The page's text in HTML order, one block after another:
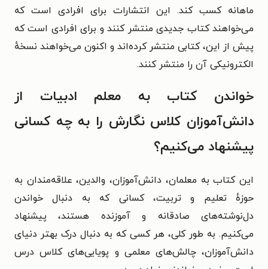
ماهانه کسب کند. این انتشارات برای افرادی است که
می‌خواهند کتاب جدیدی منتشر کنند و برای افرادی است که
پیش از این، کتابی منتشر کرده‌اند و اکنون می‌خواهند نسخهٔ
الکترونیکی آن را منتشر کنند.
خواندن کتاب به معلم ادبیات از
دانش‌آموزان کلاس نگارش را به چه کسانی
پیشنهاد می‌کنیم؟
این کتاب به معلمان، دانش‌آموزان، والدین، علاقه‌مندان به
حوزهٔ تعلیم و تربیت،کسانی که به دنبال خواندن
دل‌نوشته‌های صادقانه و آموزنده هستند، پیشنهاد
می‌کنیم. به طور کلی، هر کسی که به دنبال درک بهتر دنیای
دانش‌آموزان، چالش‌های معلمی و پویایی‌های کلاس درس